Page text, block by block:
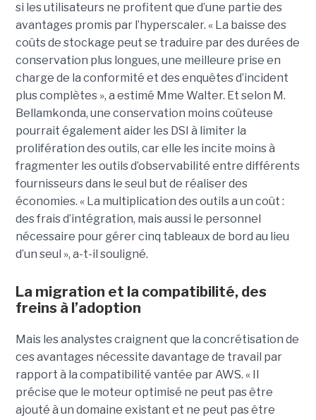
si les utilisateurs ne profitent que d’une partie des
avantages promis par l’hyperscaler. « La baisse des
coûts de stockage peut se traduire par des durées de
conservation plus longues, une meilleure prise en
charge de la conformité et des enquêtes d’incident
plus complètes », a estimé Mme Walter. Et selon M.
Bellamkonda, une conservation moins coûteuse
pourrait également aider les DSI à limiter la
prolifération des outils, car elle les incite moins à
fragmenter les outils d’observabilité entre différents
fournisseurs dans le seul but de réaliser des
économies. « La multiplication des outils a un coût :
des frais d’intégration, mais aussi le personnel
nécessaire pour gérer cinq tableaux de bord au lieu
d’un seul », a-t-il souligné.
La migration et la compatibilité, des
freins à l’adoption
Mais les analystes craignent que la concrétisation de
ces avantages nécessite davantage de travail par
rapport à la compatibilité vantée par AWS. « Il
précise que le moteur optimisé ne peut pas être
ajouté à un domaine existant et ne peut pas être